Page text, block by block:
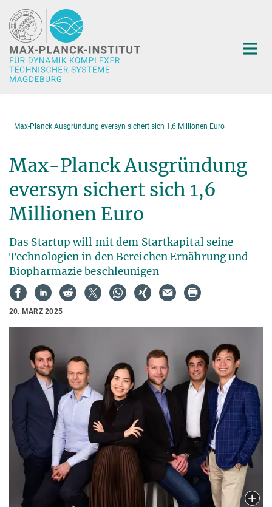
Hauptinhalt
Max-Planck Ausgründung eversyn sichert sich 1,6 Millionen Euro
Max-Planck Ausgründung
eversyn sichert sich 1,6
Millionen Euro
Das Startup will mit dem Startkapital seine
Technologien in den Bereichen Ernährung und
Biopharmazie beschleunigen
20. MÄRZ 2025